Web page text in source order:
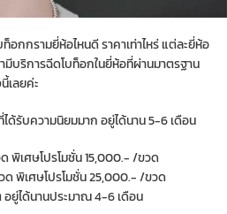
อกกรามยี่ห้อไหนดี ราคาเท่าไหร่ แต่ละยี่ห้อ
มีบริการฉีดโบท็อกในยี่ห้อที่ผ่านมาตรฐาน
เลยค่ะ
ด้รับความนิยมมาก อยู่ได้นาน 5-6 เดือน
พิเศษโปรโมชั่น 15,000.- /ขวด
พิเศษโปรโมชั่น 25,000.- /ขวด
ยู่ได้นานประมาณ 4-6 เดือน